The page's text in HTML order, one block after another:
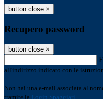
button close ×
Recupero password
button close ×
all'indirizzo indicato con le
Non hai una e-mail associata al
tramite la Login Spaggiari